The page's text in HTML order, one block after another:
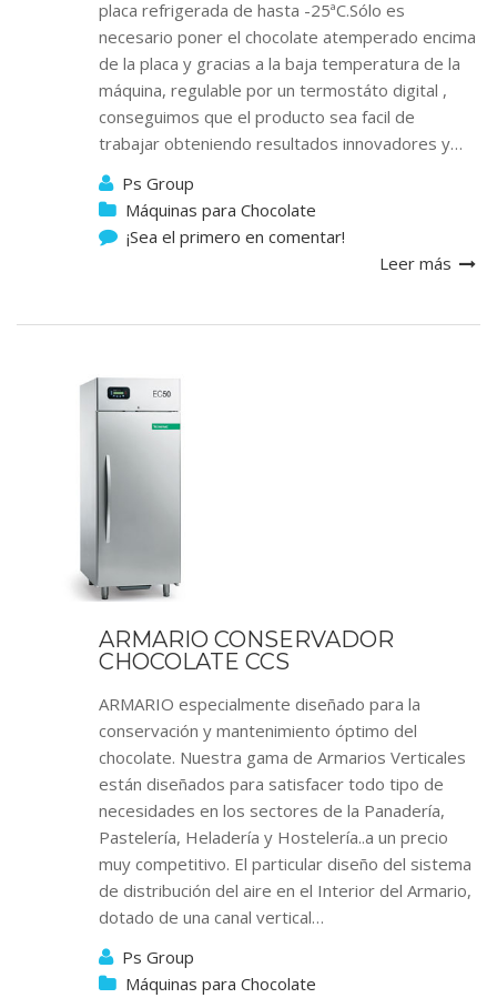
placa refrigerada de hasta -25ªC.Sólo es
necesario poner el chocolate atemperado encima
de la placa y gracias a la baja temperatura de la
máquina, regulable por un termostáto digital ,
conseguimos que el producto sea facil de
trabajar obteniendo resultados innovadores y…
Ps Group
Máquinas para Chocolate
¡Sea el primero en comentar!
Leer más
ARMARIO CONSERVADOR
CHOCOLATE CCS
ARMARIO especialmente diseñado para la
conservación y mantenimiento óptimo del
chocolate. Nuestra gama de Armarios Verticales
están diseñados para satisfacer todo tipo de
necesidades en los sectores de la Panadería,
Pastelería, Heladería y Hostelería..a un precio
muy competitivo. El particular diseño del sistema
de distribución del aire en el Interior del Armario,
dotado de una canal vertical…
Ps Group
Máquinas para Chocolate